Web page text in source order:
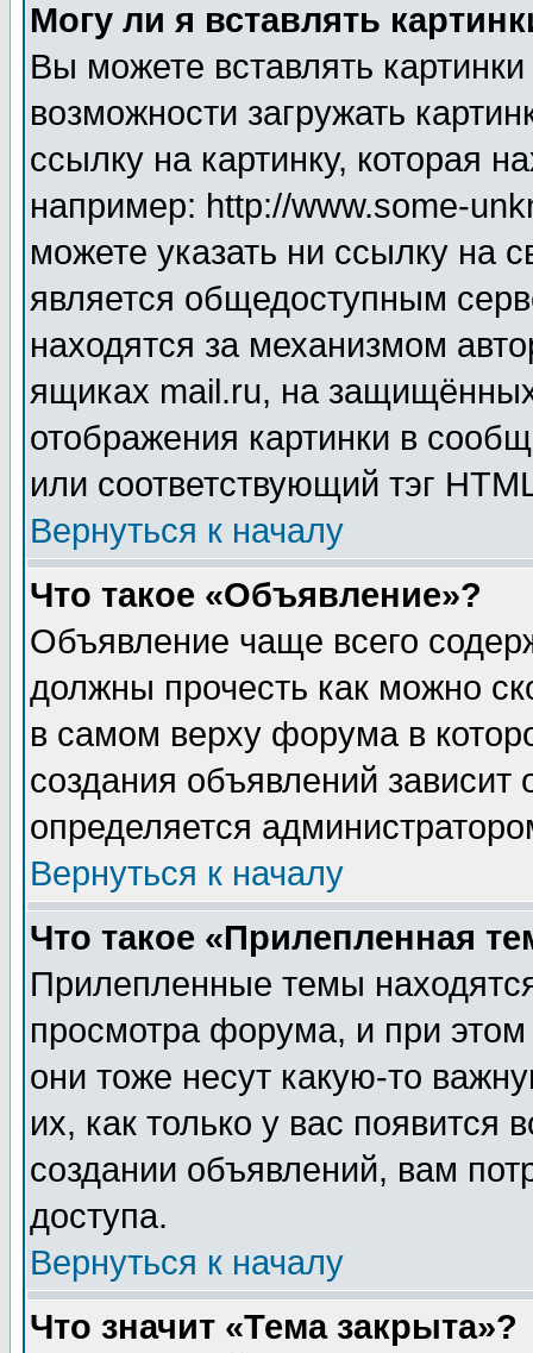
Могу ли я вставлять
Вы можете вставлять
возможности загружать
ссылку на картинку, которая
например: http://www.some-
можете указать ни ссылку на
является общедоступным
находятся за механизмом
ящиках mail.ru, на
отображения картинки в
или соответствующий тэг
Вернуться к началу
Что такое «Объявление»?
Объявление чаще всего
должны прочесть как можно
в самом верху форума в
создания объявлений зависит
определяется
Вернуться к началу
Что такое «Прилепленная
Прилепленные темы
просмотра форума, и при
они тоже несут какую-то
их, как только у вас появится
создании объявлений, вам
доступа.
Вернуться к началу
Что значит «Тема закрыта»?